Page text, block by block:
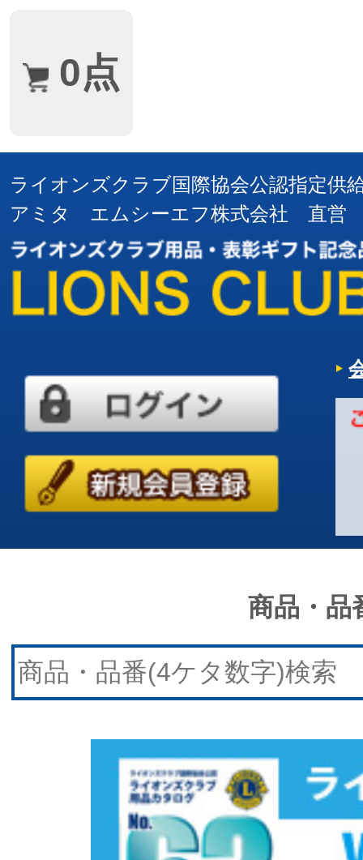
ライオンズクラブ国際協会公認指定供
アミタ エムシーエフ株式会社 直営
0点
商品・品